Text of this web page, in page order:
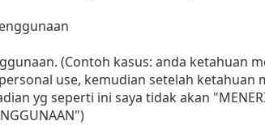
(Contoh kasus: anda ketahuan
use, kemudian setelah ketahuan
yg seperti ini saya tidak akan